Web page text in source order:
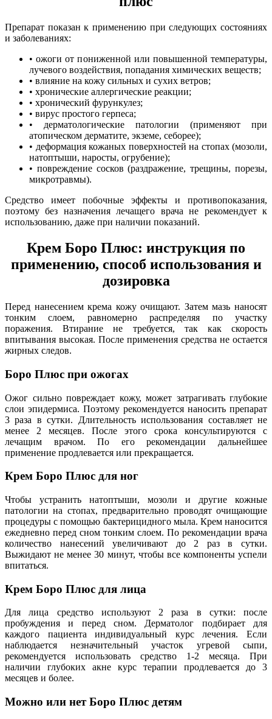
Препарат показан к применению при следующих состояниях
и заболеваниях:
• ожоги от пониженной или повышенной температуры,
лучевого воздействия, попадания химических веществ;
• влияние на кожу сильных и сухих ветров;
• хронические аллергические реакции;
• хронический фурункулез;
• вирус простого герпеса;
• дерматологические патологии (применяют при
атопическом дерматите, экземе, себорее);
• деформация кожаных поверхностей на стопах (мозоли,
натоптыши, наросты, огрубение);
• повреждение сосков (раздражение, трещины, порезы,
микротравмы).
Средство имеет побочные эффекты и противопоказания,
поэтому без назначения лечащего врача не рекомендует к
использованию, даже при наличии показаний.
Крем Боро Плюс: инструкция по
применению, способ использования и
дозировка
Перед нанесением крема кожу очищают. Затем мазь наносят
тонким слоем, равномерно распределяя по участку
поражения. Втирание не требуется, так как скорость
впитывания высокая. После применения средства не остается
жирных следов.
Боро Плюс при ожогах
Ожог сильно повреждает кожу, может затрагивать глубокие
слои эпидермиса. Поэтому рекомендуется наносить препарат
3 раза в сутки. Длительность использования составляет не
менее 2 месяцев. После этого срока консультируются с
лечащим врачом. По его рекомендации дальнейшее
применение продлевается или прекращается.
Крем Боро Плюс для ног
Чтобы устранить натоптыши, мозоли и другие кожные
патологии на стопах, предварительно проводят очищающие
процедуры с помощью бактерицидного мыла. Крем наносится
ежедневно перед сном тонким слоем. По рекомендации врача
количество нанесений увеличивают до 2 раз в сутки.
Выжидают не менее 30 минут, чтобы все компоненты успели
впитаться.
Крем Боро Плюс для лица
Для лица средство используют 2 раза в сутки: после
пробуждения и перед сном. Дерматолог подбирает для
каждого пациента индивидуальный курс лечения. Если
наблюдается незначительный участок угревой сыпи,
рекомендуется использовать средство 1-2 месяца. При
наличии глубоких акне курс терапии продлевается до 3
месяцев и более.
Можно или нет Боро Плюс детям